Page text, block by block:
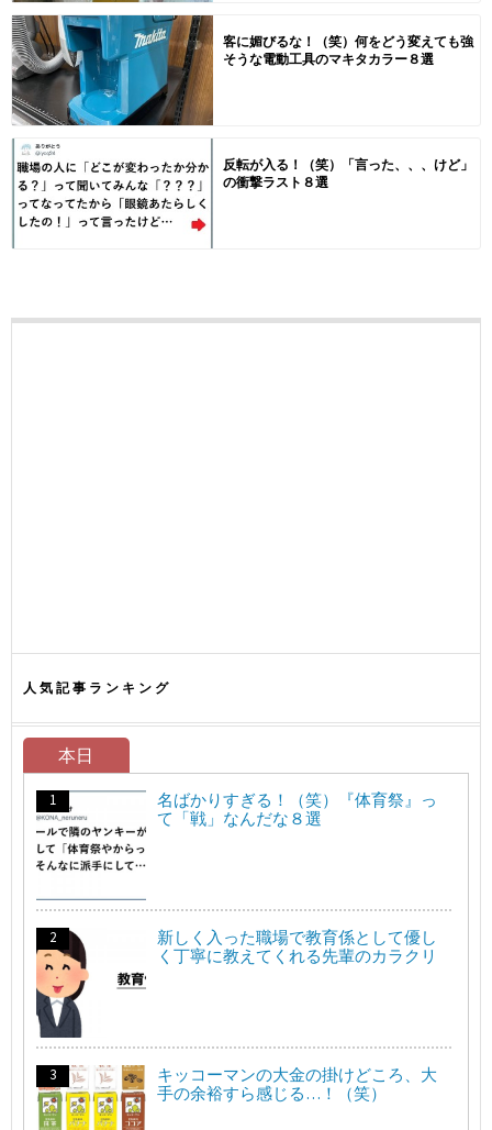
客に媚びるな！（笑）何をどう変えても強
そうな電動工具のマキタカラー８選
反転が入る！（笑）「言った、、、けど」
の衝撃ラスト８選
人気記事ランキング
本日
名ばかりすぎる！（笑）『体育祭』っ
て「戦」なんだな８選
新しく入った職場で教育係として優し
く丁寧に教えてくれる先輩のカラクリ
キッコーマンの大金の掛けどころ、大
手の余裕すら感じる…！（笑）